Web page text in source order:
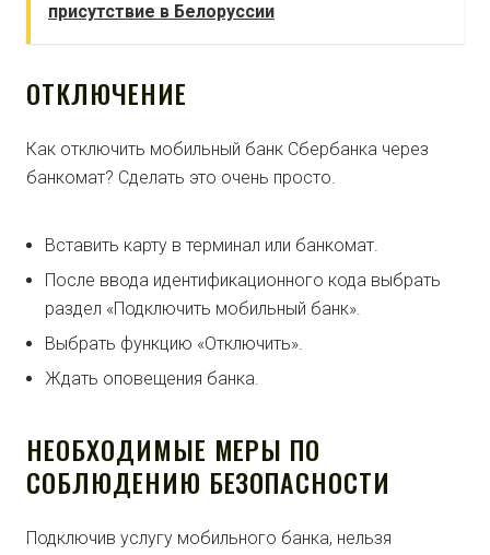
присутствие в Белоруссии
ОТКЛЮЧЕНИЕ
Как отключить мобильный банк Сбербанка через
банкомат? Сделать это очень просто.
Вставить карту в терминал или банкомат.
После ввода идентификационного кода выбрать
раздел «Подключить мобильный банк».
Выбрать функцию «Отключить».
Ждать оповещения банка.
НЕОБХОДИМЫЕ МЕРЫ ПО
СОБЛЮДЕНИЮ БЕЗОПАСНОСТИ
Подключив услугу мобильного банка, нельзя